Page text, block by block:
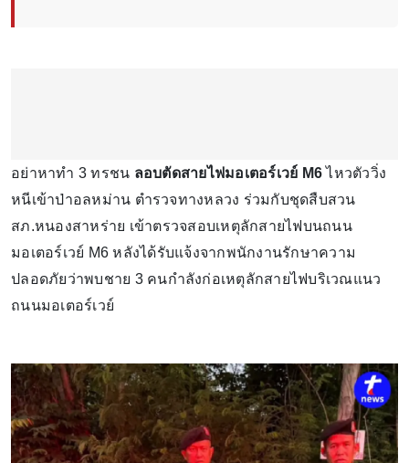
อย่าหาทำ 3 ทรชน ลอบตัดสายไฟมอเตอร์เวย์ M6ไหวตัววิ่ง
หนีเข้าป่าอลหม่าน ตำรวจทางหลวง ร่วมกับชุดสืบสวน
สภ.หนองสาหร่าย เข้าตรวจสอบเหตุลักสายไฟบนถนน
มอเตอร์เวย์ M6 หลังได้รับแจ้งจากพนักงานรักษาความ
ปลอดภัยว่าพบชาย 3 คนกำลังก่อเหตุลักสายไฟบริเวณแนว
ถนนมอเตอร์เวย์